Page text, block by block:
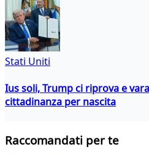
Stati Uniti
Ius soli, Trump ci riprova e
cittadinanza per nascita
Raccomandati per te